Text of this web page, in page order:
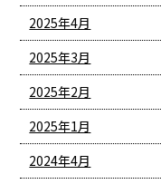
2025年4月
2025年3月
2025年2月
2025年1月
2024年4月